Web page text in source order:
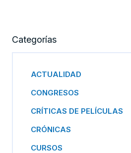
Categorías
ACTUALIDAD
CONGRESOS
CRÍTICAS DE PELÍCULAS
CRÓNICAS
CURSOS